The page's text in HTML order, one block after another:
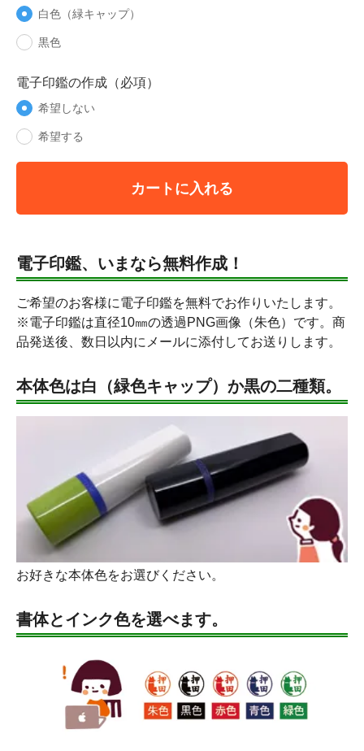
白色（緑キャップ）
黒色
電子印鑑の作成（必項）
希望しない
希望する
カートに入れる
電子印鑑、いまなら無料作成！
ご希望のお客様に電子印鑑を無料でお作りいたします。
※電子印鑑は直径10㎜の透過PNG画像（朱色）です。商
品発送後、数日以内にメールに添付してお送りします。
本体色は白（緑色キャップ）か黒の二種類。
お好きな本体色をお選びください。
書体とインク色を選べます。